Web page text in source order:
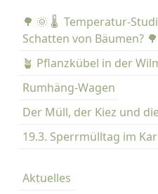
🌳 🌞 🌡️ Temperatur-
Schatten von Bäumen? 🌳
🪴 Pflanzkübel in der
Rumhäng-Wagen
Der Müll, der Kiez und
19.3. Sperrmülltag im
Aktuelles